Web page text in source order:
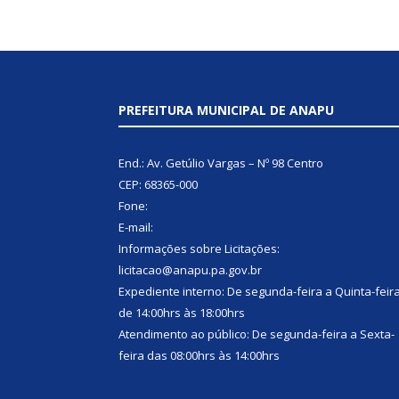
PREFEITURA MUNICIPAL DE ANAPU
End.: Av. Getúlio Vargas – Nº 98 Centro
CEP: 68365-000
Fone:
E-mail:
Informações sobre Licitações:
licitacao@anapu.pa.gov.br
Expediente interno: De segunda-feira a Quinta-feira
de 14:00hrs às 18:00hrs
Atendimento ao público: De segunda-feira a Sexta-
feira das 08:00hrs às 14:00hrs